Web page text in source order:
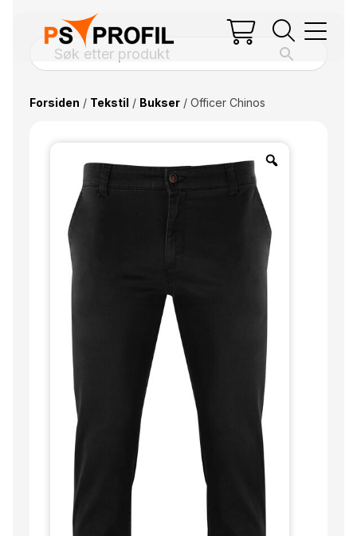
Forsiden / Tekstil / Bukser/ Officer Chinos